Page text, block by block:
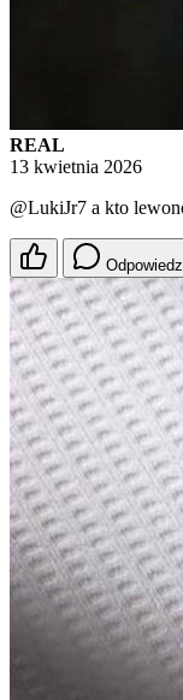
REAL
13 kwietnia 2026
@LukiJr7 a kto
Odpowiedz